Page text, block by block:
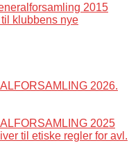
2015
klubbens nye
2026.
2025
til etiske regler for avl.